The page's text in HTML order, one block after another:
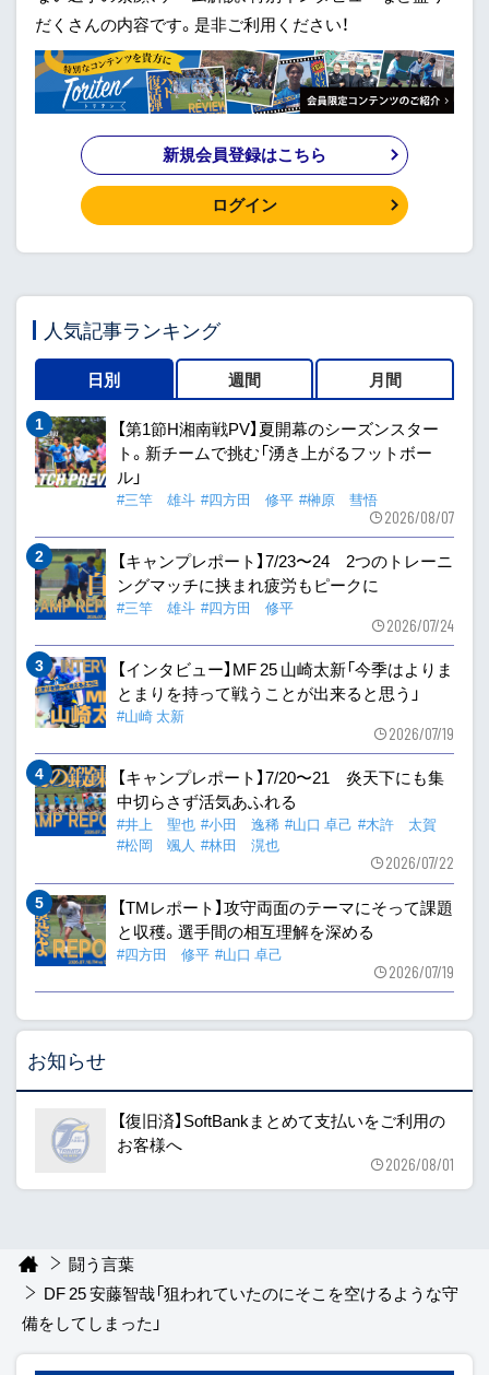
だくさんの内容です。是非ご利用ください！
新規会員登録はこちら
ログイン
人気記事ランキング
日別 週間 月間
【第1節H湘南戦PV】夏開幕のシーズンスター
ト。新チームで挑む「湧き上がるフットボー
ル」
#三竿 雄斗 #四方田 修平 #榊原 彗悟
2026/08/07
【キャンプレポート】7/23〜24 2つのトレーニ
ングマッチに挟まれ疲労もピークに
#三竿 雄斗 #四方田 修平
2026/07/24
【インタビュー】MF 25 山崎太新「今季はよりま
とまりを持って戦うことが出来ると思う」
#山崎 太新
2026/07/19
【キャンプレポート】7/20〜21 炎天下にも集
中切らさず活気あふれる
#井上 聖也 #小田 逸稀 #山口 卓己 #木許 太賀
#松岡 颯人 #林田 滉也
2026/07/22
【TMレポート】攻守両面のテーマにそって課題
と収穫。選手間の相互理解を深める
#四方田 修平 #山口 卓己
2026/07/19
お知らせ
【復旧済】SoftBankまとめて支払いをご利用の
お客様へ
2026/08/01
闘う言葉
DF 25 安藤智哉「狙われていたのにそこを空けるような守
備をしてしまった」